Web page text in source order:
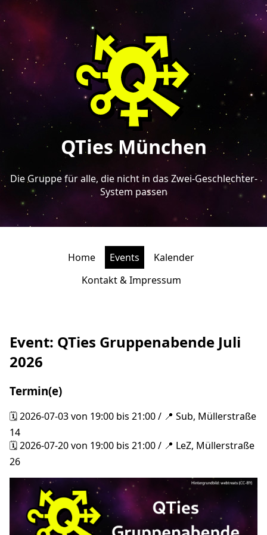
QTies München
Die Gruppe für alle, die nicht in das Zwei-Geschlechter-
System passen
Home Events
Kalender
Kontakt & Impressum
Event: QTies Gruppenabende Juli
2026
Termin(e)
2026-07-03 von 19:00 bis 21:00 / 📍 Sub, Müllerstraße
14
2026-07-20 von 19:00 bis 21:00 / 📍 LeZ, Müllerstraße
26